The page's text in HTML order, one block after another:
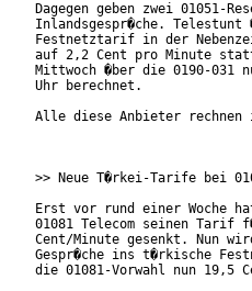
Dagegen geben zwei
Inlandsgespr�che. Telestunt
Festnetztarif in der
auf 2,2 Cent pro Minute
Mittwoch �ber die 0190-031
Uhr berechnet.
Alle diese Anbieter rechnen
>> Neue T�rkei-Tarife bei
Erst vor rund einer Woche
01081 Telecom seinen
Cent/Minute gesenkt. Nun
Gespr�che ins t�rkische
die 01081-Vorwahl nun 19,5